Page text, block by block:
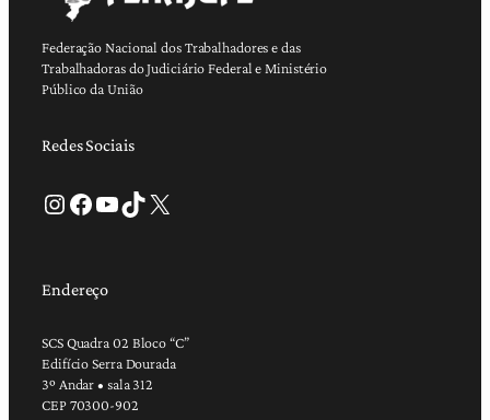
Federação Nacional dos Trabalhadores e das
Trabalhadoras do Judiciário Federal e Ministério
Público da União
Redes Sociais
Instagram Facebook Youtube TikTok X
Endereço
SCS Quadra 02 Bloco “C”
Edifício Serra Dourada
3º Andar • sala 312
CEP 70300-902